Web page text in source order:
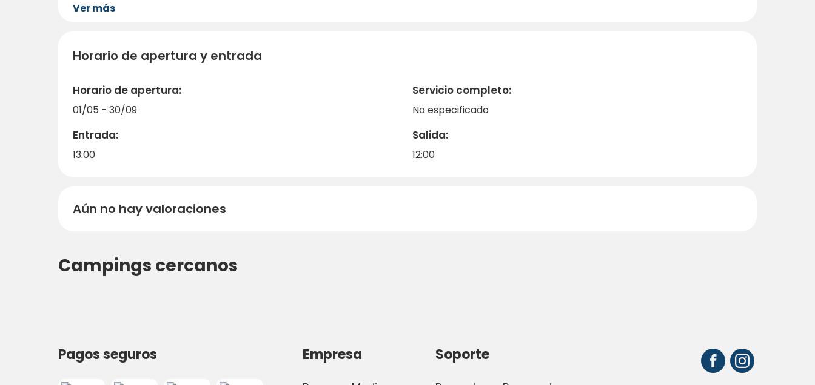
Ver más
Horario de apertura y entrada
Horario de apertura:
01/05 - 30/09
Servicio completo:
No especificado
Entrada:
13:00
Salida:
12:00
Aún no hay valoraciones
Campings cercanos
Pagos seguros Empresa Soporte